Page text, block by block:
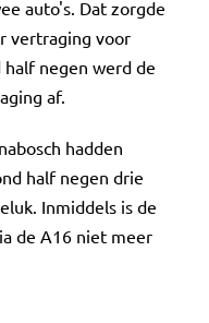
auto's. Dat zorgde
vertraging voor
negen werd de
af.
hadden
half negen drie
Inmiddels is de
de A16 niet meer